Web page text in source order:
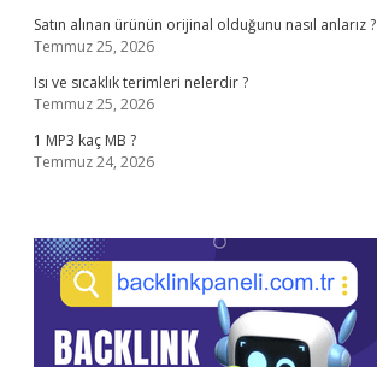
Satın alınan ürünün orijinal olduğunu nasıl anlarız ?
Temmuz 25, 2026
Isı ve sıcaklık terimleri nelerdir ?
Temmuz 25, 2026
1 MP3 kaç MB ?
Temmuz 24, 2026